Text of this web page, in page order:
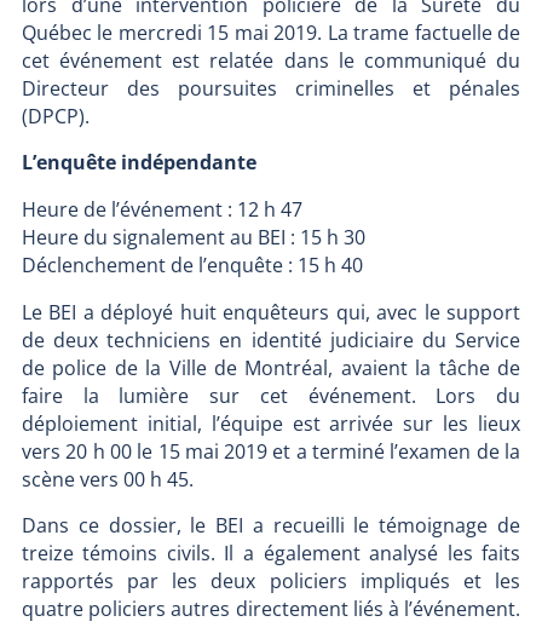
Québec le mercredi 15 mai 2019. La trame factuelle de
cet événement est relatée dans le communiqué du
Directeur des poursuites criminelles et pénales
(DPCP).
L’enquête indépendante
Heure de l’événement : 12 h 47
Heure du signalement au BEI : 15 h 30
Déclenchement de l’enquête : 15 h 40
Le BEI a déployé huit enquêteurs qui, avec le support
de deux techniciens en identité judiciaire du Service
de police de la Ville de Montréal, avaient la tâche de
faire la lumière sur cet événement. Lors du
déploiement initial, l’équipe est arrivée sur les lieux
vers 20 h 00 le 15 mai 2019 et a terminé l’examen de la
scène vers 00 h 45.
Dans ce dossier, le BEI a recueilli le témoignage de
treize témoins civils. Il a également analysé les faits
rapportés par les deux policiers impliqués et les
quatre policiers autres directement liés à l’événement.